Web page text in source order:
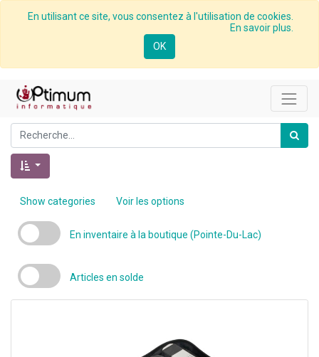
En utilisant ce site, vous consentez à l'utilisation de cookies.
En savoir plus.
OK
Show categories Voir les options
En inventaire à la boutique (Pointe-Du-Lac)
Articles en solde